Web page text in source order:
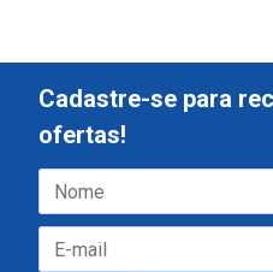
Cadastre-se para
ofertas!